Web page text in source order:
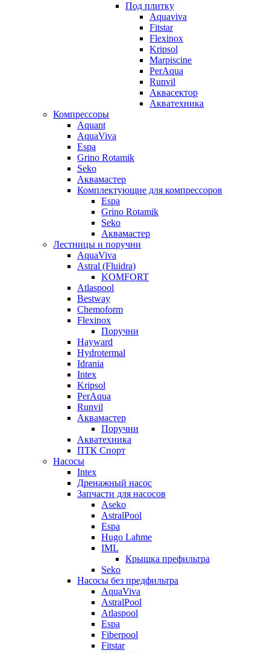
Под плитку
Aquaviva
Fitstar
Flexinox
Kripsol
Marpiscine
PerAqua
Runvil
Аквасектор
Акватехника
Компрессоры
Aquant
AquaViva
Espa
Grino Rotamik
Seko
Аквамастер
Комплектующие для компрессоров
Espa
Grino Rotamik
Seko
Аквамастер
Лестницы и поручни
AquaViva
Astral (Fluidra)
KOMFORT
Atlaspool
Bestway
Chemoform
Flexinox
Поручни
Hayward
Hydrotermal
Idrania
Intex
Kripsol
PerAqua
Runvil
Аквамастер
Поручни
Акватехника
ПТК Спорт
Насосы
Intex
Дренажный насос
Запчасти для насосов
Aseko
AstralPool
Espa
Hugo Lahme
IML
Крышка префильтра
Seko
Насосы без предфильтра
AquaViva
AstralPool
Atlaspool
Espa
Fiberpool
Fitstar